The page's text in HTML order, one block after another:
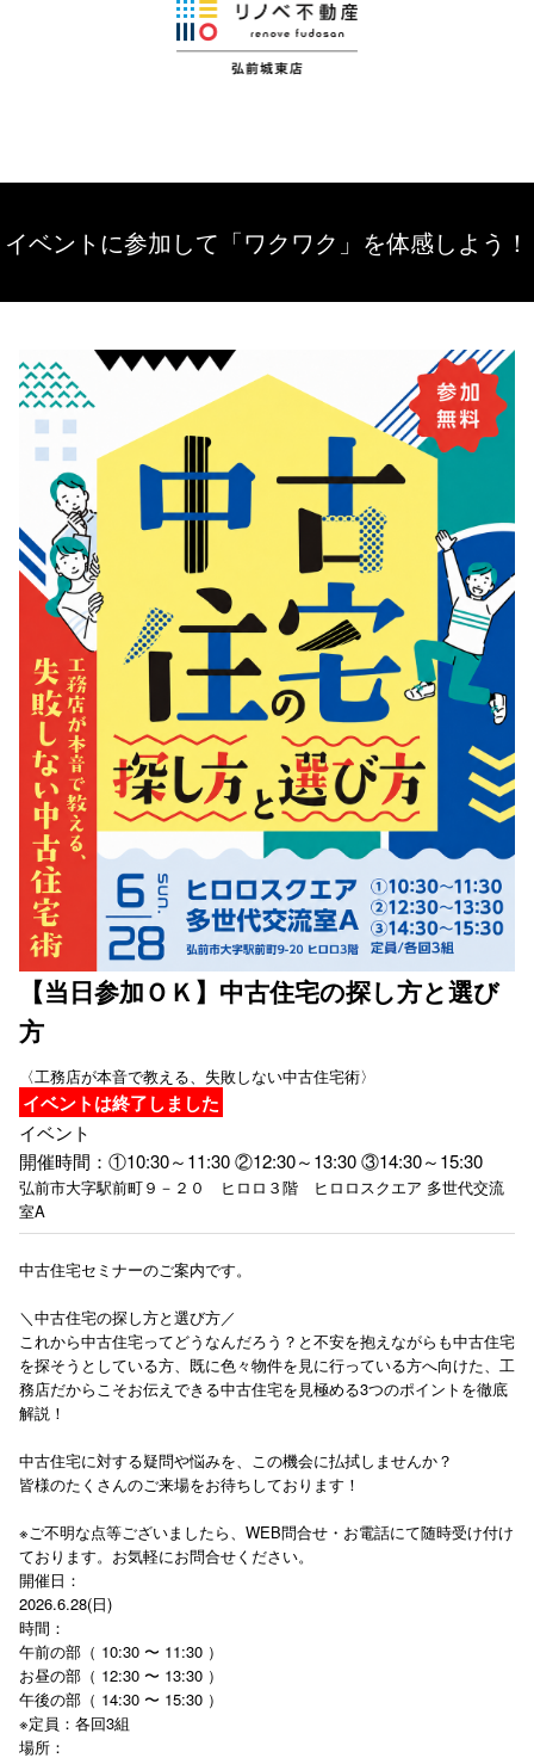
イベントに参加して「ワクワク」を体感しよう！
【当日参加ＯＫ】中古住宅の探し方と選び
方
〈工務店が本音で教える、失敗しない中古住宅術〉
イベントは終了しました
イベント
開催時間：①10:30～11:30 ②12:30～13:30 ③14:30～15:30
弘前市大字駅前町９－２０ ヒロロ３階 ヒロロスクエア 多世代交流
室A
中古住宅セミナーのご案内です。
＼中古住宅の探し方と選び方／
これから中古住宅ってどうなんだろう？と不安を抱えながらも中古住宅
を探そうとしている方、既に色々物件を見に行っている方へ向けた、工
務店だからこそお伝えできる中古住宅を見極める3つのポイントを徹底
解説！
中古住宅に対する疑問や悩みを、この機会に払拭しませんか？
皆様のたくさんのご来場をお待ちしております！
※ご不明な点等ございましたら、WEB問合せ・お電話にて随時受け付け
ております。お気軽にお問合せください。
開催日：
2026.6.28(日)
時間：
午前の部（ 10:30 〜 11:30 ）
お昼の部（ 12:30 〜 13:30 ）
午後の部（ 14:30 〜 15:30 ）
※定員：各回3組
場所：